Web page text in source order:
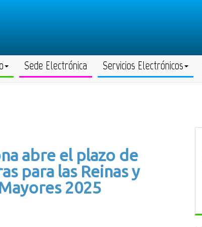
Sede Electrónica Servicios Electrónicos
abre el plazo de
para las Reinas y
2025